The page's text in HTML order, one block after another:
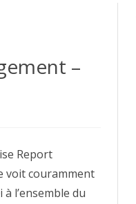
–
Report
voit couramment
l’ensemble du